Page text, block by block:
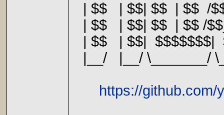
| $$ | $$| $$ | $$ /
| $$ | $$| $$ | $$ /
| $$ | $$|
|__/ |__/ \_______/
https://github.com/